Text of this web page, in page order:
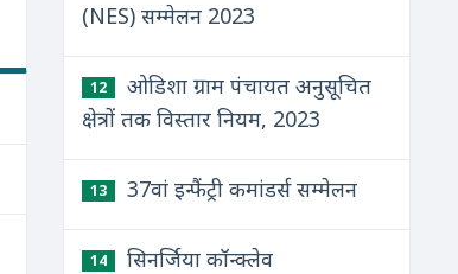
(NES) सम्मेलन 2023
12
ओडिशा ग्राम पंचायत अनुसूचित
क्षेत्रों तक विस्तार नियम, 2023
13 37वां इन्फैंट्री कमांडर्स सम्मेलन
14 सिनर्जिया कॉन्क्लेव